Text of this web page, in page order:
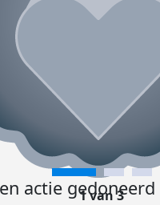
actie gedoneerd
1 van 3